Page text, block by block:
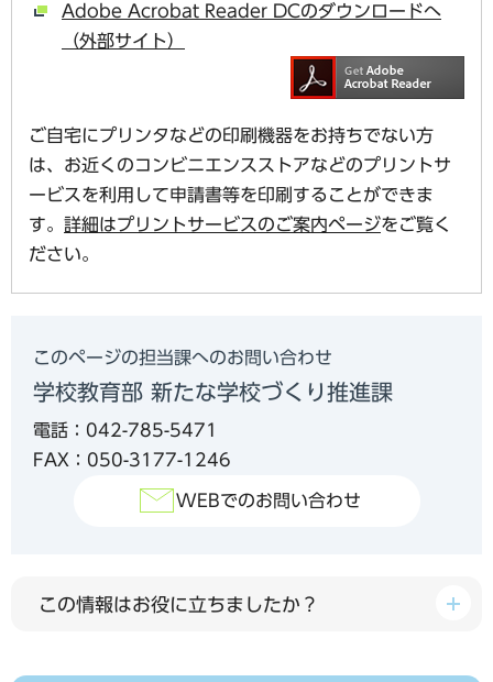
Adobe Acrobat Reader DCのダウンロードへ
（外部サイト）
ご自宅にプリンタなどの印刷機器をお持ちでない方
は、お近くのコンビニエンスストアなどのプリントサ
ービスを利用して申請書等を印刷することができま
す。 詳細はプリントサービスのご案内ページをご覧く
ださい。
このページの担当課へのお問い合わせ
学校教育部 新たな学校づくり推進課
電話：042-785-5471
FAX：050-3177-1246
WEBでのお問い合わせ
この情報はお役に立ちましたか？